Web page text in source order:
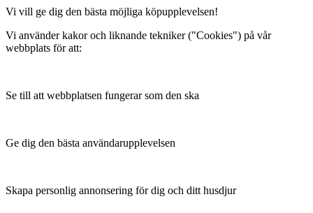
Vi vill ge dig den bästa möjliga köpupplevelsen!
Vi använder kakor och liknande tekniker ("Cookies") på vår
webbplats för att:
Se till att webbplatsen fungerar som den ska
Ge dig den bästa användarupplevelsen
Skapa personlig annonsering för dig och ditt husdjur